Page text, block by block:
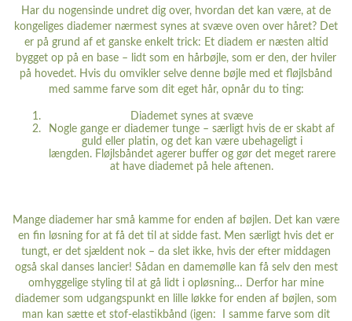
Har du nogensinde undret dig over, hvordan det kan være, at de
kongeliges diademer nærmest synes at svæve oven over håret? Det
er på grund af et ganske enkelt trick: Et diadem er næsten altid
bygget op på en base – lidt som en hårbøjle, som er den, der hviler
på hovedet. Hvis du omvikler selve denne bøjle med et fløjlsbånd
med samme farve som dit eget hår, opnår du to ting:
Diademet synes at svæve
Nogle gange er diademer tunge – særligt hvis de er skabt af
guld eller platin, og det kan være ubehageligt i
længden. Fløjlsbåndet agerer buffer og gør det meget rarere
at have diademet på hele aftenen.
Mange diademer har små kamme for enden af bøjlen. Det kan være
en fin løsning for at få det til at sidde fast. Men særligt hvis det er
tungt, er det sjældent nok – da slet ikke, hvis der efter middagen
også skal danses lancier! Sådan en damemølle kan få selv den mest
omhyggelige styling til at gå lidt i opløsning… Derfor har mine
diademer som udgangspunkt en lille løkke for enden af bøjlen, som
man kan sætte et stof-elastikbånd (igen: I samme farve som dit